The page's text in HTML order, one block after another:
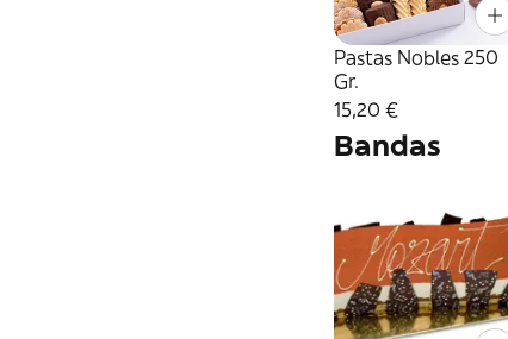
Pastas Nobles 250
Gr.
15,20 €
Bandas